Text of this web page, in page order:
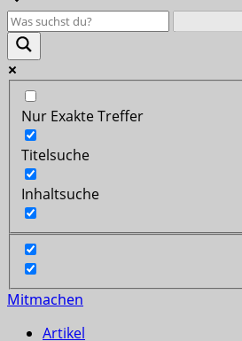
Nur Exakte Treffer
Titelsuche
Inhaltsuche
Mitmachen
Artikel